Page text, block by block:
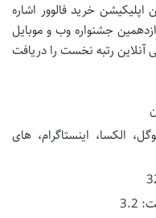
خرید فالوور اشاره
جشنواره وب و موبایل
آنلاین رتبه نخست را دریافت
الکسا، اینستاگرام، های